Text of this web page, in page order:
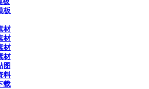
板
材
材
材
材
图
料
载